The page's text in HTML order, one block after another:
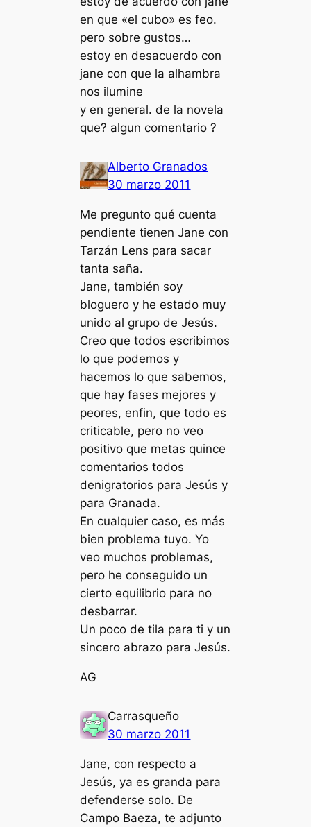
en que «el cubo» es feo.
pero sobre gustos…
estoy en desacuerdo con
jane con que la alhambra
nos ilumine
y en general. de la novela
que? algun comentario ?
Alberto Granados
30 marzo 2011
Me pregunto qué cuenta
pendiente tienen Jane con
Tarzán Lens para sacar
tanta saña.
Jane, también soy
bloguero y he estado muy
unido al grupo de Jesús.
Creo que todos escribimos
lo que podemos y
hacemos lo que sabemos,
que hay fases mejores y
peores, enfin, que todo es
criticable, pero no veo
positivo que metas quince
comentarios todos
denigratorios para Jesús y
para Granada.
En cualquier caso, es más
bien problema tuyo. Yo
veo muchos problemas,
pero he conseguido un
cierto equilibrio para no
desbarrar.
Un poco de tila para ti y un
sincero abrazo para Jesús.
AG
Carrasqueño
30 marzo 2011
Jane, con respecto a
Jesús, ya es granda para
defenderse solo. De
Campo Baeza, te adjunto